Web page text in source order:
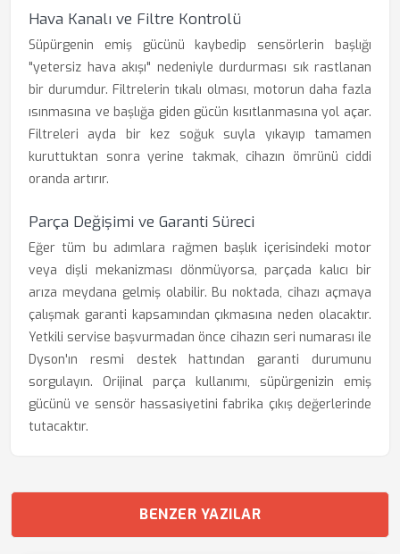
Hava Kanalı ve Filtre Kontrolü
Süpürgenin emiş gücünü kaybedip sensörlerin başlığı
"yetersiz hava akışı" nedeniyle durdurması sık rastlanan
bir durumdur. Filtrelerin tıkalı olması, motorun daha fazla
ısınmasına ve başlığa giden gücün kısıtlanmasına yol açar.
Filtreleri ayda bir kez soğuk suyla yıkayıp tamamen
kuruttuktan sonra yerine takmak, cihazın ömrünü ciddi
oranda artırır.
Parça Değişimi ve Garanti Süreci
Eğer tüm bu adımlara rağmen başlık içerisindeki motor
veya dişli mekanizması dönmüyorsa, parçada kalıcı bir
arıza meydana gelmiş olabilir. Bu noktada, cihazı açmaya
çalışmak garanti kapsamından çıkmasına neden olacaktır.
Yetkili servise başvurmadan önce cihazın seri numarası ile
Dyson'ın resmi destek hattından garanti durumunu
sorgulayın. Orijinal parça kullanımı, süpürgenizin emiş
gücünü ve sensör hassasiyetini fabrika çıkış değerlerinde
tutacaktır.
BENZER YAZILAR